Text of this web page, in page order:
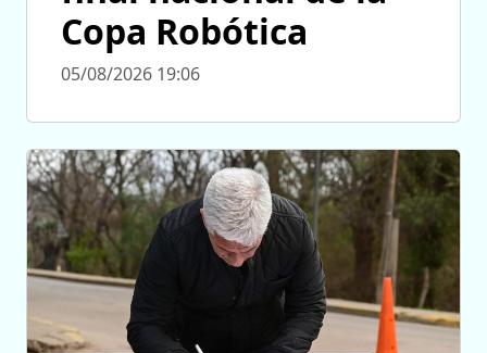
Copa Robótica
05/08/2026 19:06